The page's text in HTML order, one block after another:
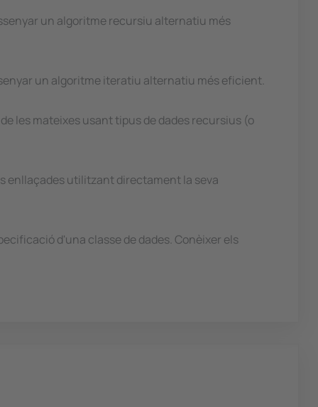
un algoritme recursiu alternatiu més
un algoritme iteratiu alternatiu més eficient.
les mateixes usant tipus de dades recursius (o
enllaçades utilitzant directament la seva
d'una classe de dades. Conèixer els